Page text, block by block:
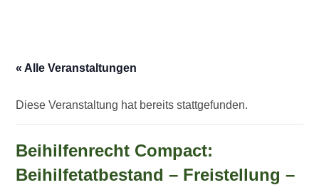
« Alle Veranstaltungen
Diese Veranstaltung hat bereits stattgefunden.
Beihilfenrecht Compact:
Beihilfetatbestand – Freistellung –